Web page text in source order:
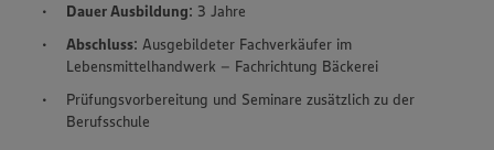
Dauer Ausbildung: 3 Jahre
Abschluss: Ausgebildeter Fachverkäufer im
Lebensmittelhandwerk – Fachrichtung Bäckerei
Prüfungsvorbereitung und Seminare zusätzlich zu der
Berufsschule